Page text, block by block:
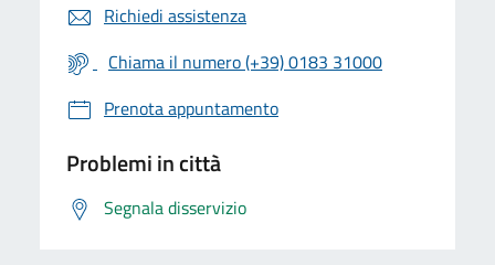
Richiedi assistenza
Chiama il numero (+39) 0183 31000
Prenota appuntamento
Problemi in città
Segnala disservizio